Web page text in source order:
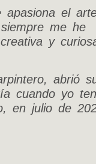
apasiona el
me he
y
abrió
cuando yo
en julio de